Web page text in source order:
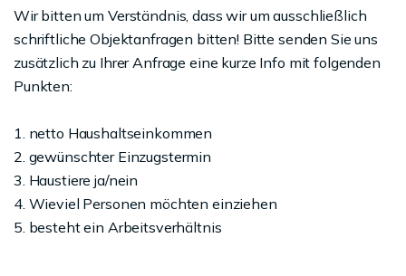
Wir bitten um Verständnis, dass wir um ausschließlich
schriftliche Objektanfragen bitten! Bitte senden Sie uns
zusätzlich zu Ihrer Anfrage eine kurze Info mit folgenden
Punkten:
1. netto Haushaltseinkommen
2. gewünschter Einzugstermin
3. Haustiere ja/nein
4. Wieviel Personen möchten einziehen
5. besteht ein Arbeitsverhältnis